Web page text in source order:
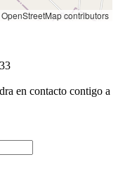
contributors
en contacto contigo a